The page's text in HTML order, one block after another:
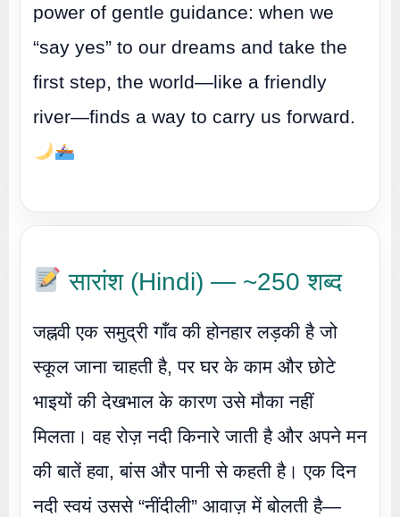
power of gentle guidance: when we
“say yes” to our dreams and take the
first step, the world—like a friendly
river—finds a way to carry us forward.
सारांश (Hindi) — ~250 शब्द
जह्नवी एक समुद्री गाँव की होनहार लड़की है जो
स्कूल जाना चाहती है, पर घर के काम और छोटे
भाइयों की देखभाल के कारण उसे मौका नहीं
मिलता। वह रोज़ नदी किनारे जाती है और अपने मन
की बातें हवा, बांस और पानी से कहती है। एक दिन
नदी स्वयं उससे “नींदीली” आवाज़ में बोलती है—